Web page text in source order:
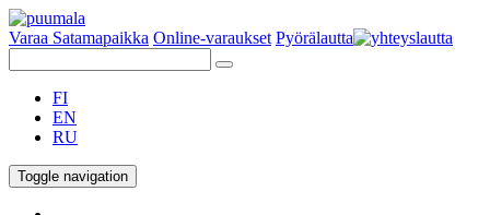
Varaa Satamapaikka Online-varaukset Pyörälautta
FI
EN
RU
Toggle navigation